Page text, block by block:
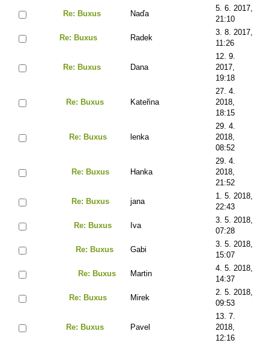
Re: Buxus Naďa
5. 6. 2017,
21:10
Re: Buxus Radek
3. 8. 2017,
11:26
Re: Buxus Dana
12. 9.
2017,
19:18
Re: Buxus Kateřina
27. 4.
2018,
18:15
Re: Buxus lenka
29. 4.
2018,
08:52
Re: Buxus Hanka
29. 4.
2018,
21:52
Re: Buxus jana
1. 5. 2018,
22:43
Re: Buxus Iva
3. 5. 2018,
07:28
Re: Buxus Gabi
3. 5. 2018,
15:07
Re: Buxus Martin
4. 5. 2018,
14:37
Re: Buxus Mirek
2. 5. 2018,
09:53
Re: Buxus Pavel
13. 7.
2018,
12:16